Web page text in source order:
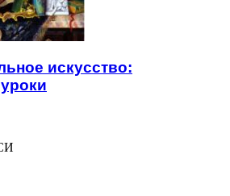
искусство: